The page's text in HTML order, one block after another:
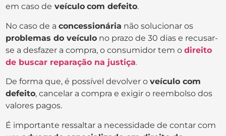
em caso de veículo com defeito.
No caso de aconcessionária não solucionar os
problemas do veículo no prazo de 30 dias e recusar-
se a desfazer a compra, o consumidor tem odireito
de buscar reparação na justiça.
De forma que, é possível devolver oveículo com
defeito, cancelar a compra e exigir o reembolso dos
valores pagos.
É importante ressaltar a necessidade de contar com